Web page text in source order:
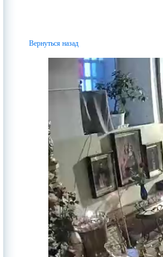
Вернуться назад